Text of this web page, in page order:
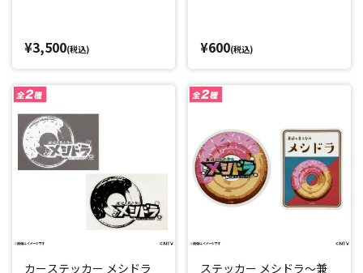
¥3,500(税込) ¥600(税込)
カーステッカー メシドラ
ステッカー メシドラ～兼